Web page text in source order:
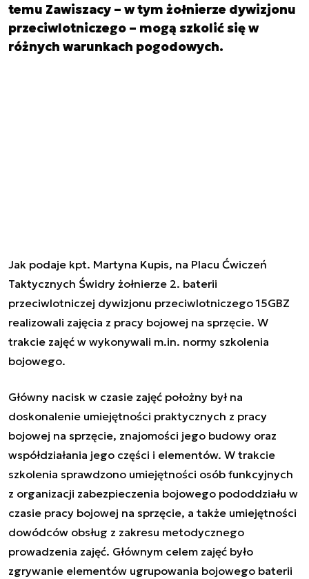
temu Zawiszacy – w tym żołnierze dywizjonu
przeciwlotniczego – mogą szkolić się w
różnych warunkach pogodowych.
Jak podaje kpt. Martyna Kupis, na Placu Ćwiczeń
Taktycznych Świdry żołnierze 2. baterii
przeciwlotniczej dywizjonu przeciwlotniczego 15GBZ
realizowali zajęcia z pracy bojowej na sprzęcie. W
trakcie zajęć w wykonywali m.in. normy szkolenia
bojowego.
Główny nacisk w czasie zajęć położny był na
doskonalenie umiejętności praktycznych z pracy
bojowej na sprzęcie, znajomości jego budowy oraz
współdziałania jego części i elementów. W trakcie
szkolenia sprawdzono umiejętności osób funkcyjnych
z organizacji zabezpieczenia bojowego pododdziału w
czasie pracy bojowej na sprzęcie, a także umiejętności
dowódców obsług z zakresu metodycznego
prowadzenia zajęć. Głównym celem zajęć było
zgrywanie elementów ugrupowania bojowego baterii